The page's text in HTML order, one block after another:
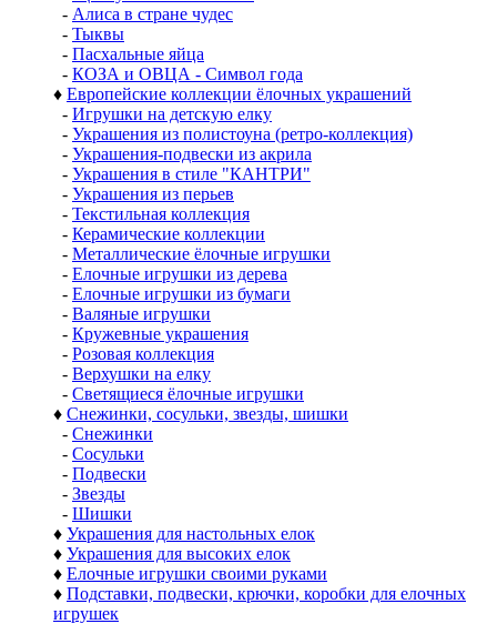
- Алиса в стране чудес
- Тыквы
- Пасхальные яйца
- КОЗА и ОВЦА - Символ года
♦ Европейские коллекции ёлочных украшений
- Игрушки на детскую елку
- Украшения из полистоуна (ретро-коллекция)
- Украшения-подвески из акрила
- Украшения в стиле "КАНТРИ"
- Украшения из перьев
- Текстильная коллекция
- Керамические коллекции
- Металлические ёлочные игрушки
- Елочные игрушки из дерева
- Елочные игрушки из бумаги
- Валяные игрушки
- Кружевные украшения
- Розовая коллекция
- Верхушки на елку
- Светящиеся ёлочные игрушки
♦ Снежинки, сосульки, звезды, шишки
- Снежинки
- Сосульки
- Подвески
- Звезды
- Шишки
♦ Украшения для настольных елок
♦ Украшения для высоких елок
♦ Елочные игрушки своими руками
♦ Подставки, подвески, крючки, коробки для елочных
игрушек